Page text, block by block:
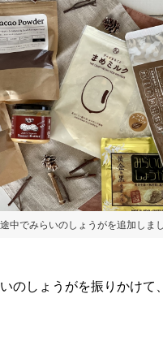
途中でみらいのしょうがを追加しま
のしょうがを振りかけて